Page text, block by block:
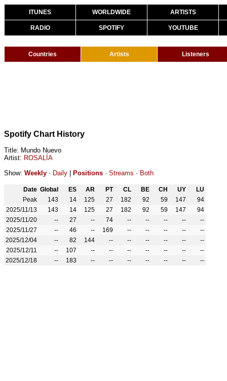
ITUNES WORLDWIDE ARTISTS
RADIO SPOTIFY YOUTUBE
Countries Artists Listeners
Spotify Chart History
Title: Mundo Nuevo
Artist: ROSALÍA
Show: Weekly · Daily Positions · Streams · Both
Date Global ES AR PT CL BE CH UY
LU
Peak
143 14 125 27 182 92 59 147
94
2025/11/13
143 14 125 27 182 92 59 147
94
2025/11/20
-- 27 -- 74 -- -- -- --
--
2025/11/27
-- 46 -- 169 -- -- -- --
--
2025/12/04
-- 82 144 -- -- -- -- --
--
2025/12/11
-- 107 -- -- -- -- -- --
--
2025/12/18
-- 183 -- -- -- -- -- -- --